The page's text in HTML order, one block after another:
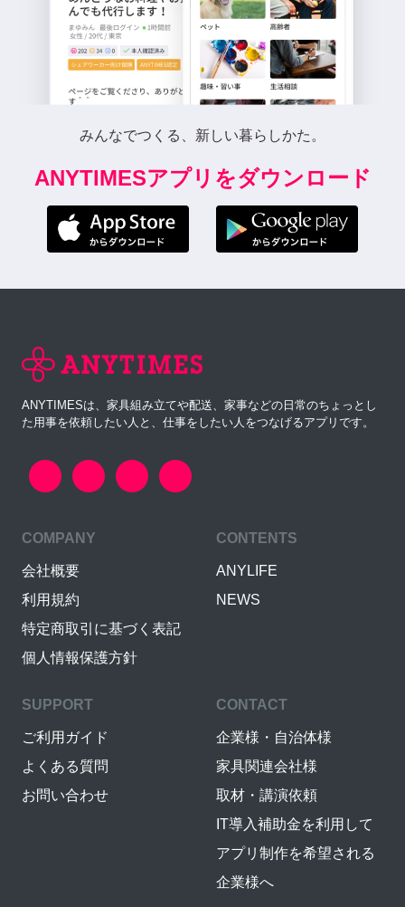
みんなでつくる、新しい暮らしかた。
ANYTIMESアプリをダウンロード
ANYTIMESは、家具組み立てや配送、家事などの日常のちょっとし
た用事を依頼したい人と、仕事をしたい人をつなげるアプリです。
COMPANY
会社概要
利用規約
特定商取引に基づく表記
個人情報保護方針
CONTENTS
ANYLIFE
NEWS
SUPPORT
ご利用ガイド
よくある質問
お問い合わせ
CONTACT
企業様・自治体様
家具関連会社様
取材・講演依頼
IT導入補助金を利用して
アプリ制作を希望される
企業様へ